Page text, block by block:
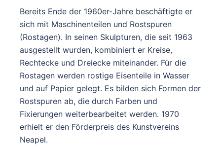
Bereits Ende der 1960er-Jahre beschäftigte er
sich mit Maschinenteilen und Rostspuren
(Rostagen). In seinen Skulpturen, die seit 1963
ausgestellt wurden, kombiniert er Kreise,
Rechtecke und Dreiecke miteinander. Für die
Rostagen werden rostige Eisenteile in Wasser
und auf Papier gelegt. Es bilden sich Formen der
Rostspuren ab, die durch Farben und
Fixierungen weiterbearbeitet werden. 1970
erhielt er den Förderpreis des Kunstvereins
Neapel.